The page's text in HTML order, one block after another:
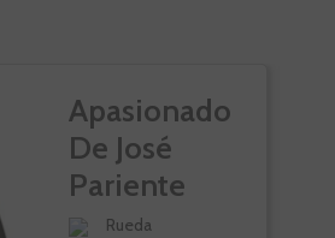
Apasionado
De José
Pariente
Rueda